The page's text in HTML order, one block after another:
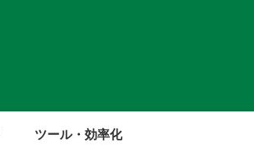
ツール・効率化